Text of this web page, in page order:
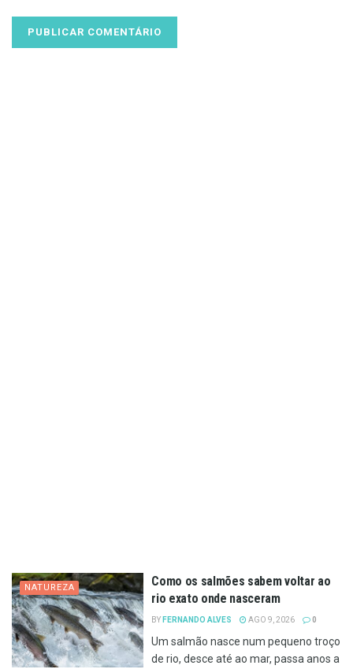
NATUREZA
Como os salmões sabem voltar ao
rio exato onde nasceram
BY FERNANDO ALVES AGO 9, 2026 0
Um salmão nasce num pequeno troço
de rio, desce até ao mar, passa anos a